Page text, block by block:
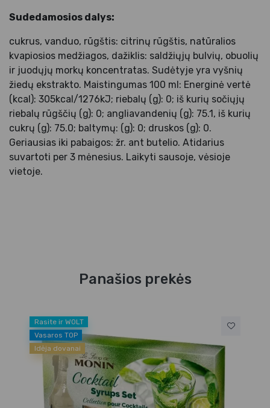
Sudedamosios dalys:
cukrus, vanduo, rūgštis: citrinų rūgštis, natūralios
kvapiosios medžiagos, dažiklis: saldžiųjų bulvių, obuolių
ir juodųjų morkų koncentratas. Sudėtyje yra vyšnių
žiedų ekstrakto. Maistingumas 100 ml: Energinė vertė
(kcal): 305kcal/1276kJ; riebalų (g): 0; iš kurių sočiųjų
riebalų rūgščių (g): 0; angliavandenių (g): 75.1, iš kurių
cukrų (g): 75.0; baltymų: (g): 0; druskos (g): 0.
Geriausias iki pabaigos: žr. ant butelio. Atidarius
suvartoti per 3 mėnesius. Laikyti sausoje, vėsioje
vietoje.
Panašios prekės
Rasite ir WOLT
Vasaros TOP
Idėja dovanai